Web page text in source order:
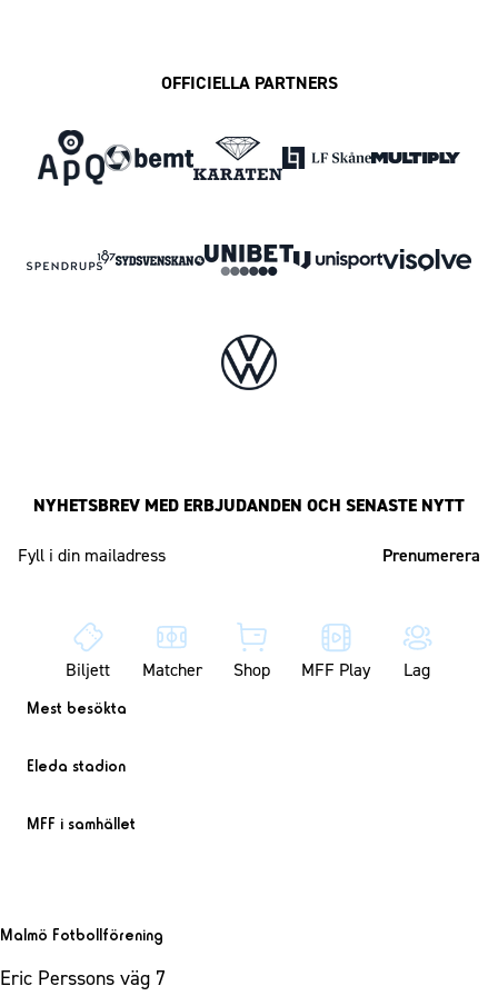
OFFICIELLA PARTNERS
NYHETSBREV MED ERBJUDANDEN OCH SENASTE NYTT
Biljett Matcher Shop MFF Play Lag
Mest besökta
Eleda stadion
MFF i samhället
Malmö Fotbollförening
Eric Perssons väg 7